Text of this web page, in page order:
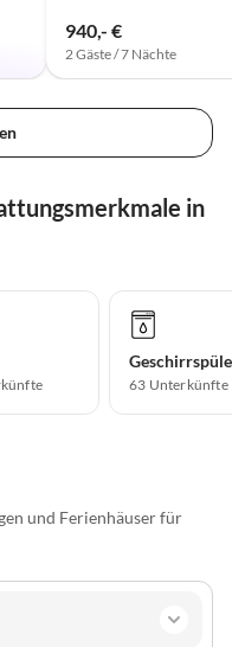
940,- €
2 Gäste / 7 Nächte
in
63 Unterkünfte
und Ferienhäuser für